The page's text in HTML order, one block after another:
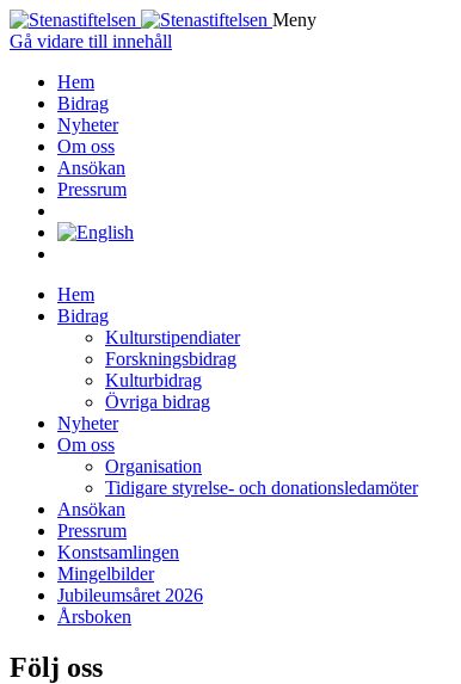
Meny
Gå vidare till innehåll
Hem
Bidrag
Nyheter
Om oss
Ansökan
Pressrum
Hem
Bidrag
Kulturstipendiater
Forskningsbidrag
Kulturbidrag
Övriga bidrag
Nyheter
Om oss
Organisation
Tidigare styrelse- och donationsledamöter
Ansökan
Pressrum
Konstsamlingen
Mingelbilder
Jubileumsåret 2026
Årsboken
Följ oss